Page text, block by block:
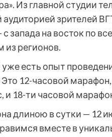
Из главной студии
зрителей
запада на восток по
из регионов.
есть опыт
12-часовой
и 18-ти часовой
длиною в сутки — 12
вместе в